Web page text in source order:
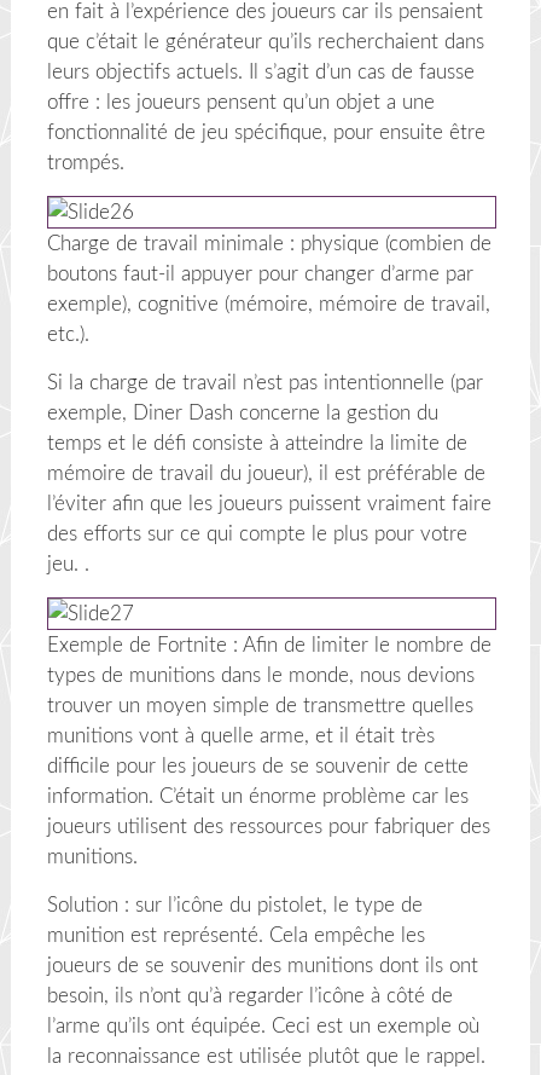
en fait à l’expérience des joueurs car ils pensaient
que c’était le générateur qu’ils recherchaient dans
leurs objectifs actuels. Il s’agit d’un cas de fausse
offre : les joueurs pensent qu’un objet a une
fonctionnalité de jeu spécifique, pour ensuite être
trompés.
Charge de travail minimale : physique (combien de
boutons faut-il appuyer pour changer d’arme par
exemple), cognitive (mémoire, mémoire de travail,
etc.).
Si la charge de travail n’est pas intentionnelle (par
exemple, Diner Dash concerne la gestion du
temps et le défi consiste à atteindre la limite de
mémoire de travail du joueur), il est préférable de
l’éviter afin que les joueurs puissent vraiment faire
des efforts sur ce qui compte le plus pour votre
jeu. .
Exemple de Fortnite : Afin de limiter le nombre de
types de munitions dans le monde, nous devions
trouver un moyen simple de transmettre quelles
munitions vont à quelle arme, et il était très
difficile pour les joueurs de se souvenir de cette
information. C’était un énorme problème car les
joueurs utilisent des ressources pour fabriquer des
munitions.
Solution : sur l’icône du pistolet, le type de
munition est représenté. Cela empêche les
joueurs de se souvenir des munitions dont ils ont
besoin, ils n’ont qu’à regarder l’icône à côté de
l’arme qu’ils ont équipée. Ceci est un exemple où
la reconnaissance est utilisée plutôt que le rappel.